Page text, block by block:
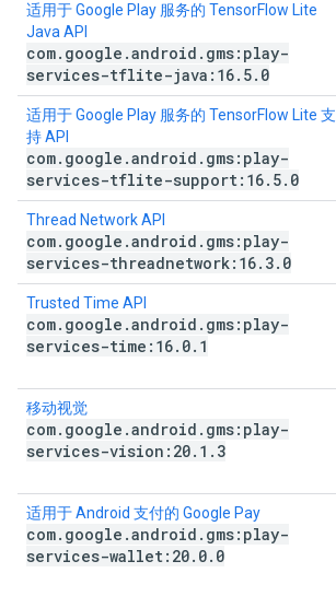
适用于 Google Play 服务的 TensorFlow Lite
Java API
com. google .android . gms:play-
services-tflite-java:16. 5. 0
适用于 Google Play 服务的 TensorFlow Lite 支
持 API
com. google .android . gms:play-
services-tflite-support:16. 5. 0
Thread Network API
com. google .android . gms:play-
services-threadnetwork:16. 3. 0
Trusted Time API
com. google .android . gms:play-
services-time:16. 0. 1
移动视觉
com. google .android . gms:play-
services-vision:20. 1 . 3
适用于 Android 支付的 Google Pay
com. google .android . gms:play-
services-wallet:20. 0. 0